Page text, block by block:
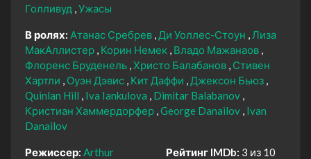
Голливуд Ужасы
В ролях: Атанас Сребрев Ди Уоллес-Стоун
Лиза
МакАллистер Корин Немек Владо Мажанаов
Флоренс Бруденель Христо Балабанов Стивен
Хартли
Оуэн Дэвис Кит Даффи
Джексон Бьюз
Quinlan Hill
Iva Iankulova
Dimitar Balabanov
Кристиан Хаммердорфер George Danailov Ivan
Danailov
Режиссер: Arthur
Рейтинг IMDb: 3 из 10